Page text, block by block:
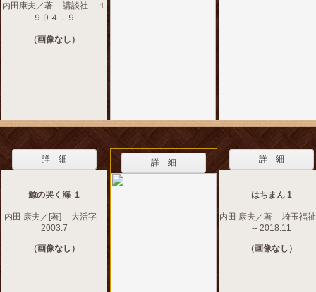
内田康夫／著 -- 講談社 -- １
９９４．９
（画像なし）
詳 細
鯨の哭く海 １
内田 康夫／[著] -- 大活字 --
2003.7
（画像なし）
詳 細 詳 細
はちまん 1
内田 康夫／著 -- 埼玉福
-- 2018.11
（画像なし）